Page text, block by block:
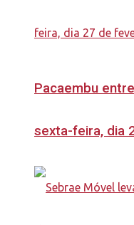
Pacaembu
sexta-feira, dia